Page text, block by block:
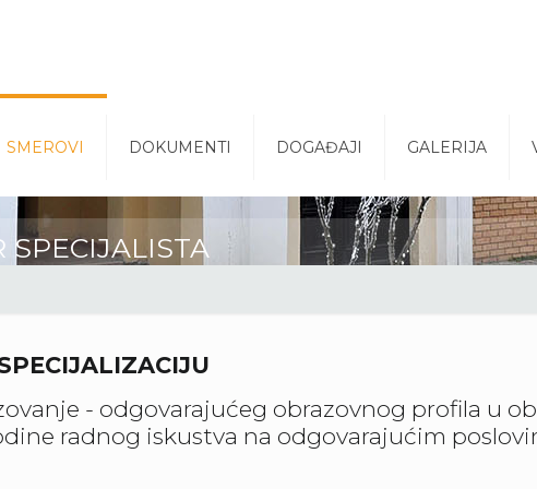
SMEROVI DOKUMENTI DOGAĐAJI GALERIJA
- odgovarajućeg obrazovnog profila u
radnog iskustva na odgovarajućim